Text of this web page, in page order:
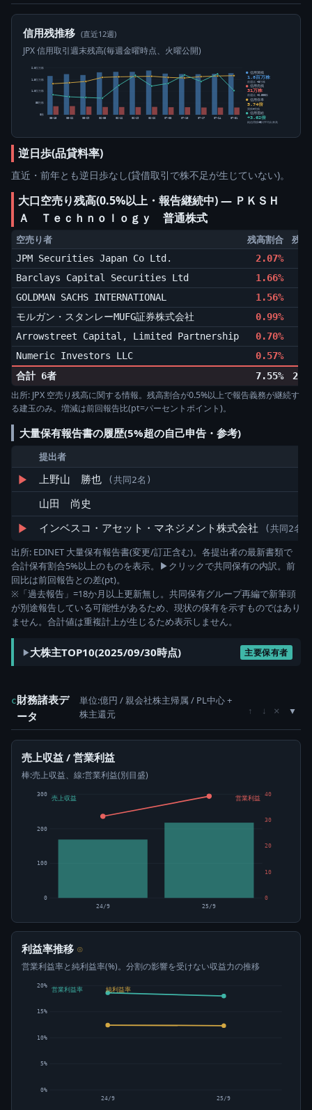
信用残推移 (直近12週)
JPX 信用取引週末残高(毎週金曜時点、火曜公開)
0株
50万株
1.0百万株
1.5百万株
2.0百万株
05-15 05-22 05-29 06-05 06-12 06-19 06-26 07-03 07-10 07-17 07-24 07-31
信用買残
1.8百万株
前週比 +3万株
信用売残
31万株
前週比 +2,500株
信用倍率
5.74倍
買残÷売残
信用需給
+3.62倍
純信用残÷5日平均出来高
逆日歩(品貸料率)
直近・前年とも逆日歩なし(貸借取引で株不足が生じていない)。
大口空売り残高(0.5%以上・報告継続中) ― ＰＫＳＨ
Ａ Ｔｅｃｈｎｏｌｏｇｙ 普通株式
空売り者 残高割合 残
JPM Securities Japan Co Ltd. 2.07%
Barclays Capital Securities Ltd
1.66%
GOLDMAN SACHS INTERNATIONAL
1.56%
モルガン・スタンレーMUFG証券株式会社
0.99%
Arrowstreet Capital, Limited Partnership
0.70%
Numeric Investors LLC
0.57%
合計 6者
7.55%
出所: JPX 空売り残高に関する情報。残高割合が0.5%以上で報告義務が継続す
る建玉のみ。増減は前回報告比(pt=パーセントポイント)。
大量保有報告書の履歴(5%超の自己申告・参考)
提出者
▶ 上野山 勝也 (共同2名)
山田 尚史
▶ インベスコ・アセット・マネジメント株式会社 (共同2名)
出所: EDINET 大量保有報告書(変更/訂正含む)。各提出者の最新書類で
合計保有割合5%以上のものを表示。▶クリックで共同保有の内訳。前
回比は前回報告との差(pt)。
※「過去報告」=18か月以上更新無し。共同保有グループ再編で新筆頭
が別途報告している可能性があるため、現状の保有を示すものではあり
ません。合計値は重複計上が生じるため表示しません。
大株主TOP10(2025/09/30時点) 主要保有者
c財務諸表デ
ータ
単位:億円 / 親会社株主帰属 / PL中心 +
株主還元
↑ ↓ ×
売上収益 / 営業利益
棒:売上収益、線:営業利益(別目盛)
0
100
200
300
0
10
20
30
40
24/9 25/9
売上収益 営業利益
利益率推移 ⊙
営業利益率と純利益率(%)。分割の影響を受けない収益力の推移
0%
5%
10%
15%
20%
営業利益率 純利益率
24/9 25/9